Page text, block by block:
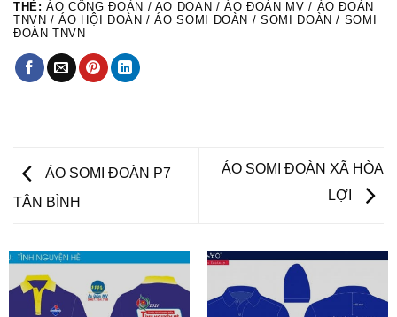
THẺ: ÁO CÔNG ĐOÀN / AO DOAN / ÁO ĐOÀN MV / ÁO ĐOÀN
TNVN / ÁO HỘI ĐOÀN / ÁO SOMI ĐOÀN / SOMI ĐOÀN / SOMI
ĐOÀN TNVN
ÁO SOMI ĐOÀN P7
TÂN BÌNH
ÁO SOMI ĐOÀN XÃ HÒA
LỢI